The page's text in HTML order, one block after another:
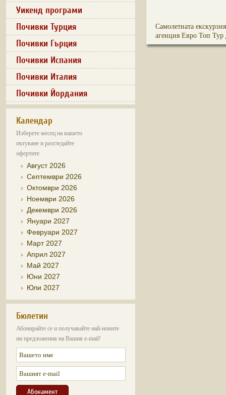
Уикенд програми
Почивки Турция
Почивки Гърция
Почивки Испания
Почивки Италия
Почивки Йордания
Календар
Изберете месец на вашето
пътуване и разгледайте
офертите
Август 2026
Септември 2026
Октомври 2026
Ноември 2026
Декември 2026
Януари 2027
Февруари 2027
Март 2027
Април 2027
Май 2027
Юни 2027
Юли 2027
Бюлетин
Абонирайте се и получавайте най-новите
ни предложения на Вашия e-mail!
Самолетната
агенция Евро Топ Тур